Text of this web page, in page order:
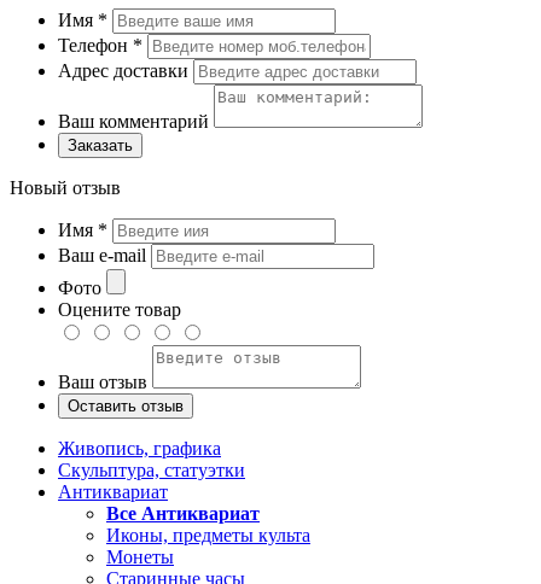
Имя *
Телефон *
Адрес доставки
Ваш комментарий
Заказать
Новый отзыв
Имя *
Ваш e-mail
Фото
Оцените товар
Ваш отзыв
Живопись, графика
Скульптура, статуэтки
Антиквариат
Все Антиквариат
Иконы, предметы культа
Монеты
Старинные часы